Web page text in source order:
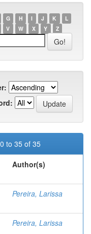
G H I J K
L
V W X Y Z
to 35 of 35
Author(s)
Pereira, Larissa
Pereira, Larissa